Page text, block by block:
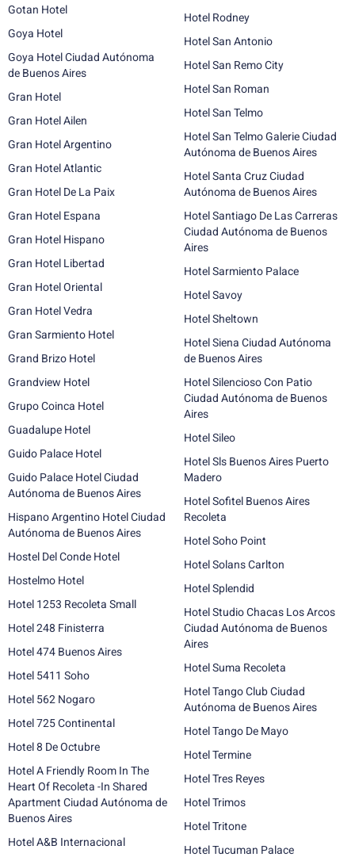
Gotan Hotel
Goya Hotel
Goya Hotel Ciudad Autónoma
de Buenos Aires
Gran Hotel
Gran Hotel Ailen
Gran Hotel Argentino
Gran Hotel Atlantic
Gran Hotel De La Paix
Gran Hotel Espana
Gran Hotel Hispano
Gran Hotel Libertad
Gran Hotel Oriental
Gran Hotel Vedra
Gran Sarmiento Hotel
Grand Brizo Hotel
Grandview Hotel
Grupo Coinca Hotel
Guadalupe Hotel
Guido Palace Hotel
Guido Palace Hotel Ciudad
Autónoma de Buenos Aires
Hispano Argentino Hotel Ciudad
Autónoma de Buenos Aires
Hostel Del Conde Hotel
Hostelmo Hotel
Hotel 1253 Recoleta Small
Hotel 248 Finisterra
Hotel 474 Buenos Aires
Hotel 5411 Soho
Hotel 562 Nogaro
Hotel 725 Continental
Hotel 8 De Octubre
Hotel A Friendly Room In The
Heart Of Recoleta -In Shared
Apartment Ciudad Autónoma de
Buenos Aires
Hotel A&B Internacional
Hotel Rodney
Hotel San Antonio
Hotel San Remo City
Hotel San Roman
Hotel San Telmo
Hotel San Telmo Galerie Ciudad
Autónoma de Buenos Aires
Hotel Santa Cruz Ciudad
Autónoma de Buenos Aires
Hotel Santiago De Las Carreras
Ciudad Autónoma de Buenos
Aires
Hotel Sarmiento Palace
Hotel Savoy
Hotel Sheltown
Hotel Siena Ciudad Autónoma
de Buenos Aires
Hotel Silencioso Con Patio
Ciudad Autónoma de Buenos
Aires
Hotel Sileo
Hotel Sls Buenos Aires Puerto
Madero
Hotel Sofitel Buenos Aires
Recoleta
Hotel Soho Point
Hotel Solans Carlton
Hotel Splendid
Hotel Studio Chacas Los Arcos
Ciudad Autónoma de Buenos
Aires
Hotel Suma Recoleta
Hotel Tango Club Ciudad
Autónoma de Buenos Aires
Hotel Tango De Mayo
Hotel Termine
Hotel Tres Reyes
Hotel Trimos
Hotel Tritone
Hotel Tucuman Palace